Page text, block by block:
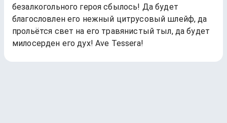
безалкогольного героя сбылось! Да будет
благословлен его нежный цитрусовый шлейф, да
прольётся свет на его травянистый тыл, да будет
милосерден его дух! Ave Tessera!